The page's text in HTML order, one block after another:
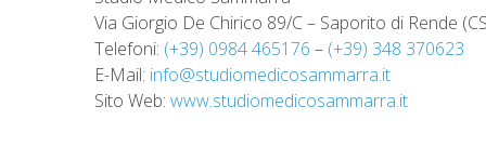
Via Giorgio De Chirico 89/C – Saporito di Rende
Telefoni: (+39) 0984 465176 – (+39) 348 370623
E-Mail: info@studiomedicosammarra.it
Sito Web: www.studiomedicosammarra.it